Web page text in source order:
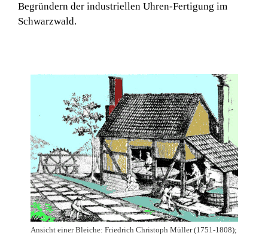
Begründern der industriellen Uhren-Fertigung im
Schwarzwald.
Ansicht einer Bleiche: Friedrich Christoph Müller (1751-1808);